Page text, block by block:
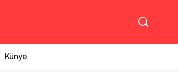
Künye